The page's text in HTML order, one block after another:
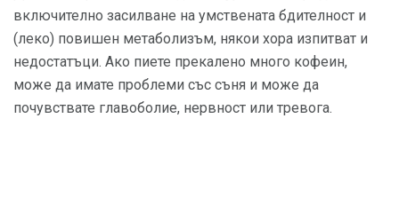
включително засилване на умствената бдителност и
(леко) повишен метаболизъм, някои хора изпитват и
недостатъци. Ако пиете прекалено много кофеин,
може да имате проблеми със съня и може да
почувствате главоболие, нервност или тревога.